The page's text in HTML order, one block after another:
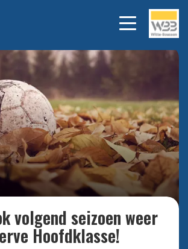
Bekijk alle foto's
volgend seizoen weer
Hoofdklasse!